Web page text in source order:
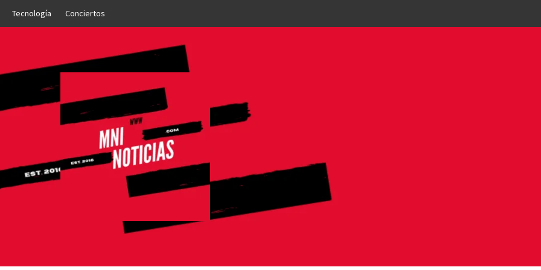
Tecnología Conciertos